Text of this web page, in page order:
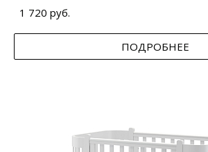
1 720 руб.
ПОДРОБНЕЕ